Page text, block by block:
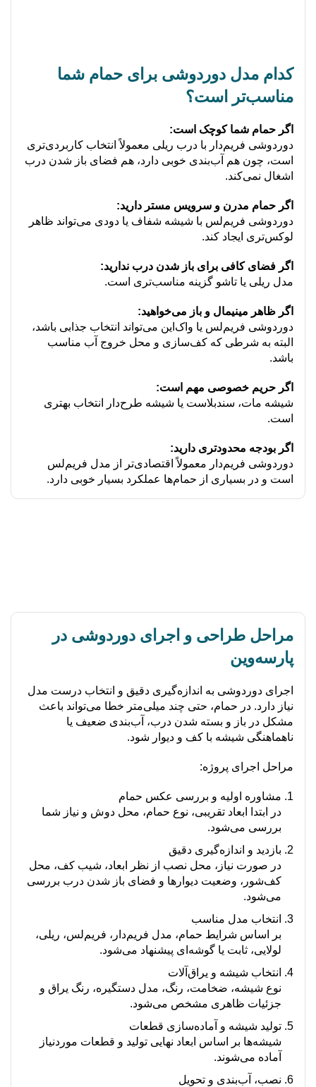
کدام مدل دوردوشی برای حمام شما
مناسب‌تر است؟
اگر حمام شما کوچک است:
دوردوشی فریم‌دار با درب ریلی معمولاً انتخاب کاربردی‌تری
است، چون هم آب‌بندی خوبی دارد، هم فضای باز شدن درب
اشغال نمی‌کند.
اگر حمام مدرن و سرویس مستر دارید:
دوردوشی فریم‌لس با شیشه شفاف یا دودی می‌تواند ظاهر
لوکس‌تری ایجاد کند.
اگر فضای کافی برای باز شدن درب ندارید:
مدل ریلی یا تاشو گزینه مناسب‌تری است.
اگر ظاهر مینیمال و باز می‌خواهید:
دوردوشی فریم‌لس یا واک‌این می‌تواند انتخاب جذابی باشد،
البته به شرطی که کف‌سازی و محل خروج آب مناسب
باشد.
اگر حریم خصوصی مهم است:
شیشه مات، سندبلاست یا شیشه طرح‌دار انتخاب بهتری
است.
اگر بودجه محدودتری دارید:
دوردوشی فریم‌دار معمولاً اقتصادی‌تر از مدل فریم‌لس
است و در بسیاری از حمام‌ها عملکرد بسیار خوبی دارد.
مراحل طراحی و اجرای دوردوشی در
پارسه‌وین
اجرای دوردوشی به اندازه‌گیری دقیق و انتخاب درست مدل
نیاز دارد. در حمام، حتی چند میلی‌متر خطا می‌تواند باعث
مشکل در باز و بسته شدن درب، آب‌بندی ضعیف یا
ناهماهنگی شیشه با کف و دیوار شود.
مراحل اجرای پروژه:
مشاوره اولیه و بررسی عکس حمام
در ابتدا ابعاد تقریبی، نوع حمام، محل دوش و نیاز شما
بررسی می‌شود.
بازدید و اندازه‌گیری دقیق
در صورت نیاز، محل نصب از نظر ابعاد، شیب کف، محل
کف‌شور، وضعیت دیوارها و فضای باز شدن درب بررسی
می‌شود.
انتخاب مدل مناسب
بر اساس شرایط حمام، مدل فریم‌دار، فریم‌لس، ریلی،
لولایی، ثابت یا گوشه‌ای پیشنهاد می‌شود.
انتخاب شیشه و یراق‌آلات
نوع شیشه، ضخامت، رنگ، مدل دستگیره، رنگ یراق و
جزئیات ظاهری مشخص می‌شود.
تولید شیشه و آماده‌سازی قطعات
شیشه‌ها بر اساس ابعاد نهایی تولید و قطعات موردنیاز
آماده می‌شوند.
نصب، آب‌بندی و تحویل